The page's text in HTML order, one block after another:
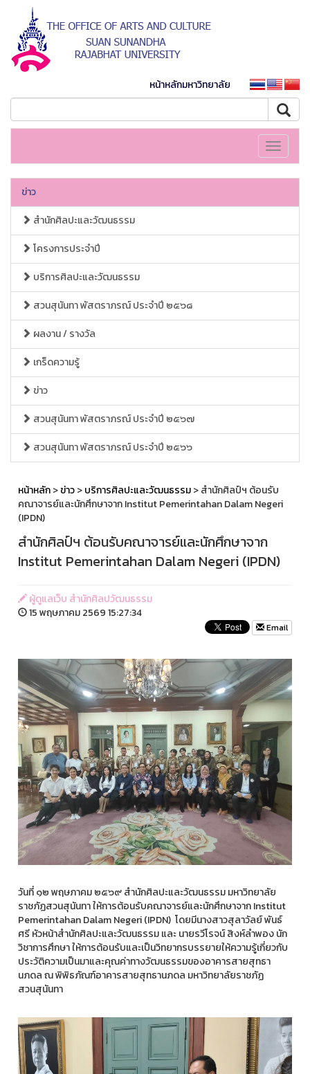
หน้าหลักมหาวิทยาลัย
Toggle
ข่าว
สำนักศิลปะและวัฒนธรรม
โครงการประจำปี
บริการศิลปะและวัฒนธรรม
สวนสุนันทา พัสตราภรณ์ ประจำปี ๒๕๖๘
ผลงาน / รางวัล
เกร็ดความรู้
ข่าว
สวนสุนันทา พัสตราภรณ์ ประจำปี ๒๕๖๗
สวนสุนันทา พัสตราภรณ์ ประจำปี ๒๕๖๖
หน้าหลัก>ข่าว>บริการศิลปะและวัฒนธรรม> สำนักศิลป์ฯ ต้อนรับ
คณาจารย์และนักศึกษาจาก Institut Pemerintahan Dalam Negeri
(IPDN)
สำนักศิลป์ฯ ต้อนรับคณาจารย์และนักศึกษาจาก
Institut Pemerintahan Dalam Negeri (IPDN)
ผู้ดูแลเว็บ สำนักศิลปวัฒนธรรม
15 พฤษภาคม 2569 15:27:34
Email
วันที่ ๑๒ พฤษภาคม ๒๕๖๙ สำนักศิลปะและวัฒนธรรม มหาวิทยาลัย
ราชภัฏสวนสุนันทา ให้การต้อนรับคณาจารย์และนักศึกษาจาก Institut
Pemerintahan Dalam Negeri (IPDN) โดยมีนางสาวสุลาวัลย์ พันธ์
ศรี หัวหน้าสำนักศิลปะและวัฒนธรรม และ นายรวีโรจน์ สิงห์ลำพอง นัก
วิชาการศึกษา ให้การต้อนรับและเป็นวิทยากรบรรยายให้ความรู้เกี่ยวกับ
ประวัติความเป็นมาและคุณค่าทางวัฒนธรรมของอาคารสายสุทธา
นภดล ณ พิพิธภัณฑ์อาคารสายสุทธานภดล มหาวิทยาลัยราชภัฏ
สวนสุนันทา